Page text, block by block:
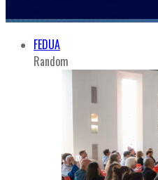
FEDUA
Random